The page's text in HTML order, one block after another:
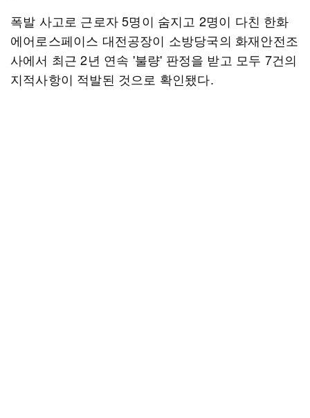
폭발 사고로 근로자 5명이 숨지고 2명이 다친 한화
에어로스페이스 대전공장이 소방당국의 화재안전조
사에서 최근 2년 연속 '불량' 판정을 받고 모두 7건의
지적사항이 적발된 것으로 확인됐다.